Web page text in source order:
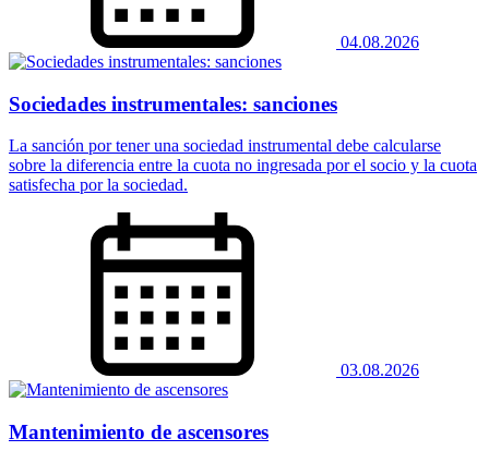
04.08.2026
Sociedades instrumentales: sanciones
La sanción por tener una sociedad instrumental debe calcularse
sobre la diferencia entre la cuota no ingresada por el socio y la cuota
satisfecha por la sociedad.
03.08.2026
Mantenimiento de ascensores